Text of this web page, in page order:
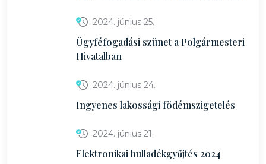
2024. június 25.
Ügyféfogadási szünet a Polgármesteri
Hivatalban
2024. június 24.
Ingyenes lakossági födémszigetelés
2024. június 21.
Elektronikai hulladékgyűjtés 2024